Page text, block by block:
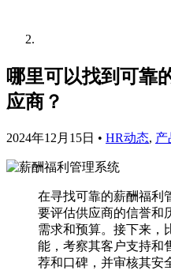
哪里可以找到可靠
应商？
2024年12月15日 • HR动态, 产
在寻找可靠的薪酬福利
要评估供应商的信誉和
需求和预算。接下来，
能，考察其客户支持和
荐和口碑，并审核其安